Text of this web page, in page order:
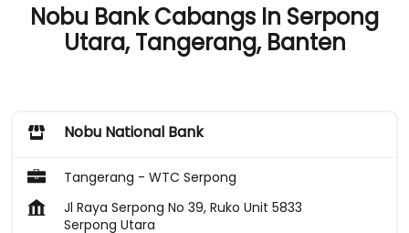
Nobu Bank Cabangs In Serpong
Utara, Tangerang, Banten
Nobu National Bank
Tangerang - WTC Serpong
Jl Raya Serpong No 39, Ruko Unit 5833
Serpong Utara